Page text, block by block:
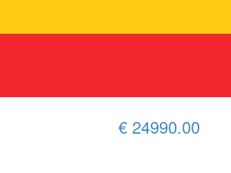
€ 24990.00